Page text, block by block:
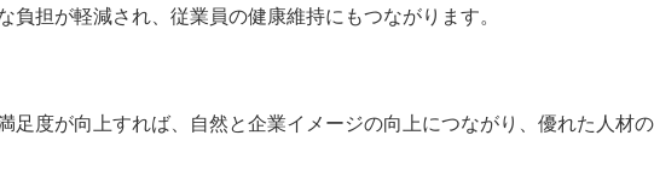
負担が軽減され、従業員の健康維持にもつながります。
足度が向上すれば、自然と企業イメージの向上につながり、優れた人材